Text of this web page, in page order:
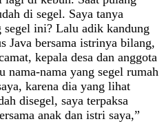
di segel. Saya tanya
segel ini? Lalu adik kandung
Java bersama istrinya bilang,
kepala desa dan anggota
nama-nama yang segel rumah
karena dia yang lihat
disegel, saya terpaksa
anak dan istri saya,”